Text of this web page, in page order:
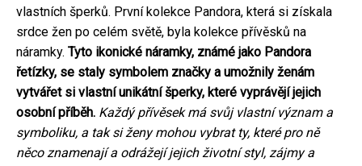
vlastních šperků. První kolekce Pandora, která si získala
srdce žen po celém světě, byla kolekce přívěsků na
náramky. Tyto ikonické náramky, známé jako Pandora
řetízky, se staly symbolem značky a umožnily ženám
vytvářet si vlastní unikátní šperky, které vyprávějí jejich
osobní příběh. Každý přívěsek má svůj vlastní význam a
symboliku, a tak si ženy mohou vybrat ty, které pro ně
něco znamenají a odrážejí jejich životní styl, zájmy a